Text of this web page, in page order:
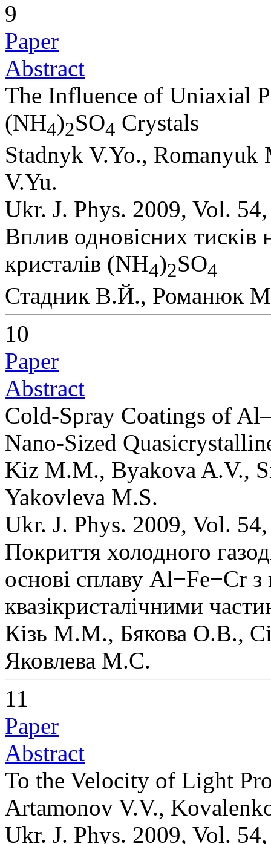
9
Paper
Abstract
The Influence of Uniaxial
(NH4)2SO4 Crystals
Stadnyk V.Yo.,
V.Yu.
Ukr. J. Phys. 2009, Vol.
Вплив одновісних
кристалів (NH4)2SO4
Стадник В.Й., Романюк
10
Paper
Abstract
Cold-Spray Coatings of
Nano-Sized
Kiz M.M., Byakova A.V.,
Yakovleva M.S.
Ukr. J. Phys. 2009, Vol.
Покриття холодного
основі сплаву Al−Fe−Cr
квазікристалічними
Кізь М.М., Бякова О.В.,
Яковлева М.С.
11
Paper
Abstract
To the Velocity of Light
Artamonov V.V.,
Ukr. J. Phys. 2009, Vol.